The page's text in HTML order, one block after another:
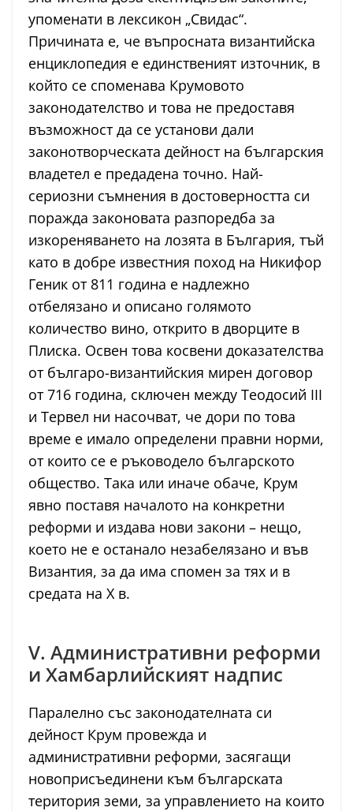
упоменати в лексикон „Свидас“.
Причината е, че въпросната византийска
енциклопедия е единственият източник, в
който се споменава Крумовото
законодателство и това не предоставя
възможност да се установи дали
законотворческата дейност на българския
владетел е предадена точно. Най-
сериозни съмнения в достоверността си
поражда законовата разпоредба за
изкореняването на лозята в България, тъй
като в добре известния поход на Никифор
Геник от 811 година е надлежно
отбелязано и описано голямото
количество вино, открито в дворците в
Плиска. Освен това косвени доказателства
от българо-византийския мирен договор
от 716 година, сключен между Теодосий III
и Тервел ни насочват, че дори по това
време е имало определени правни норми,
от които се е ръководело българското
общество. Така или иначе обаче, Крум
явно поставя началото на конкретни
реформи и издава нови закони – нещо,
което не е останало незабелязано и във
Византия, за да има спомен за тях и в
средата на X в.
V. Административни реформи
и Хамбарлийският надпис
Паралелно със законодателната си
дейност Крум провежда и
административни реформи, засягащи
новоприсъединени към българската
територия земи, за управлението на които